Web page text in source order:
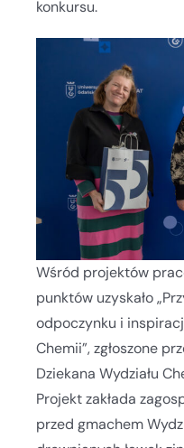
konkursu.
Wśród projektów
punktów uzyskało
odpoczynku i
Chemii”, zgłoszone
Dziekana Wydziału
Projekt zakłada
przed gmachem